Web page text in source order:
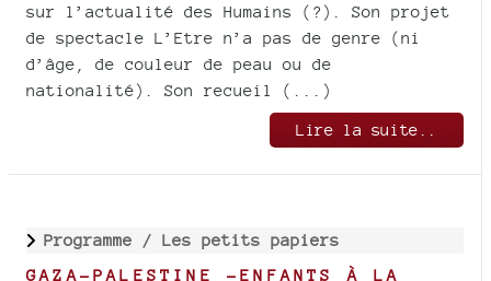
sur l’actualité des Humains (?). Son projet
de spectacle L’Etre n’a pas de genre (ni
d’âge, de couleur de peau ou de
nationalité). Son recueil (...)
Lire la suite..
Programme / Les petits papiers
GAZA-PALESTINE -ENFANTS À LA